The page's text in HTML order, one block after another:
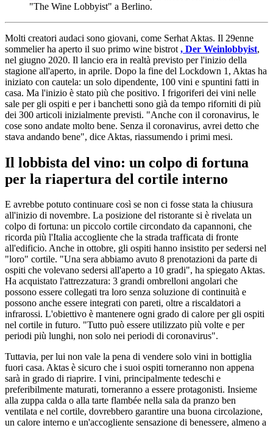
Molti creatori audaci sono giovani, come Serhat Aktas. Il 29enne
sommelier ha aperto il suo primo wine bistrot , Der Weinlobbyist,
nel giugno 2020. Il lancio era in realtà previsto per l'inizio della
stagione all'aperto, in aprile. Dopo la fine del Lockdown 1, Aktas ha
iniziato con cautela: un solo dipendente, 100 vini e spuntini fatti in
casa. Ma l'inizio è stato più che positivo. I frigoriferi dei vini nelle
sale per gli ospiti e per i banchetti sono già da tempo riforniti di più
dei 300 articoli inizialmente previsti. "Anche con il coronavirus, le
cose sono andate molto bene. Senza il coronavirus, avrei detto che
stava andando bene", dice Aktas, riassumendo i primi mesi.
Il lobbista del vino: un colpo di fortuna
per la riapertura del cortile interno
E avrebbe potuto continuare così se non ci fosse stata la chiusura
all'inizio di novembre. La posizione del ristorante si è rivelata un
colpo di fortuna: un piccolo cortile circondato da capannoni, che
ricorda più l'Italia accogliente che la strada trafficata di fronte
all'edificio. Anche in ottobre, gli ospiti hanno insistito per sedersi nel
"loro" cortile. "Una sera abbiamo avuto 8 prenotazioni da parte di
ospiti che volevano sedersi all'aperto a 10 gradi", ha spiegato Aktas.
Ha acquistato l'attrezzatura: 3 grandi ombrelloni angolari che
possono essere collegati tra loro senza soluzione di continuità e
possono anche essere integrati con pareti, oltre a riscaldatori a
infrarossi. L'obiettivo è mantenere ogni grado di calore per gli ospiti
nel cortile in futuro. "Tutto può essere utilizzato più volte e per
periodi più lunghi, non solo nei periodi di coronavirus".
Tuttavia, per lui non vale la pena di vendere solo vini in bottiglia
fuori casa. Aktas è sicuro che i suoi ospiti torneranno non appena
sarà in grado di riaprire. I vini, principalmente tedeschi e
preferibilmente maturati, torneranno a essere protagonisti. Insieme
alla zuppa calda o alla tarte flambée nella sala da pranzo ben
ventilata e nel cortile, dovrebbero garantire una buona circolazione,
un calore interno e un'accogliente sensazione di benessere, almeno a